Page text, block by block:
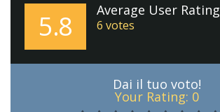
5.8 Average User Rating
6 votes
Dai il tuo voto!
Your Rating: 0